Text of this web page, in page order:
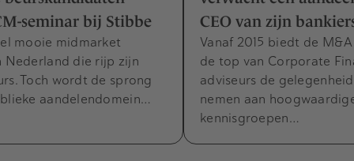
seminar bij Stibbe
mooie midmarket
Nederland die rijp zijn
Toch wordt de sprong
aandelendomein…
CEO van zijn
Vanaf 2015 biedt de
de top van Corporate
adviseurs de
nemen aan
kennisgroepen…